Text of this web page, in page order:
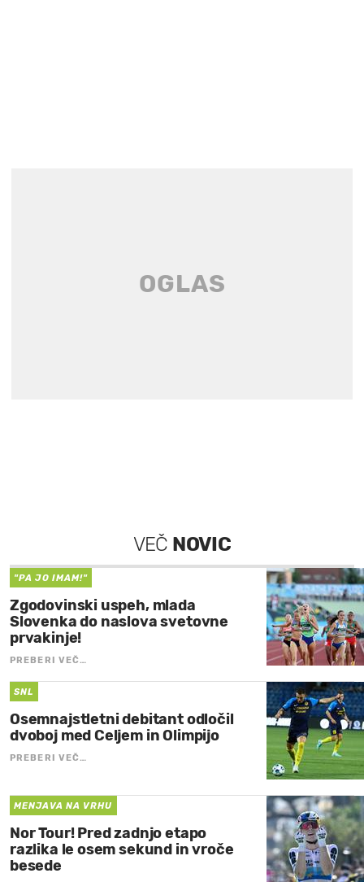
VEČ NOVIC
"PA JO IMAM!"
Zgodovinski uspeh, mlada
Slovenka do naslova svetovne
prvakinje!
PREBERI VEČ…
SNL
Osemnajstletni debitant odločil
dvoboj med Celjem in Olimpijo
PREBERI VEČ…
MENJAVA NA VRHU
Nor Tour! Pred zadnjo etapo
razlika le osem sekund in vroče
besede